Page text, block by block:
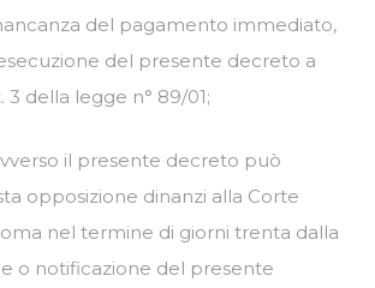
del pagamento immediato,
del presente decreto a
3 della legge n° 89/01;
il presente decreto può
opposizione dinanzi alla Corte
nel termine di giorni trenta dalla
o notificazione del presente